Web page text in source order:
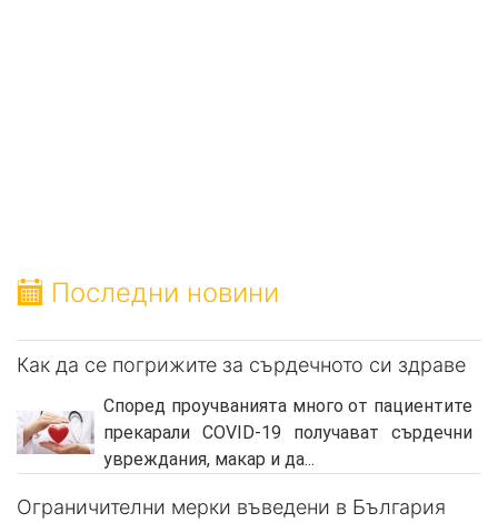
Последни новини
Как да се погрижите за сърдечното си здраве
Според проучванията много от пациентите
прекарали COVID-19 получават сърдечни
увреждания, макар и да...
Ограничителни мерки въведени в България